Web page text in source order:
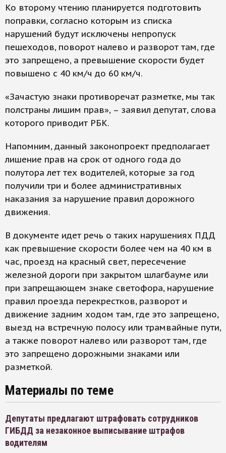
Ко второму чтению планируется подготовить
поправки, согласно которым из списка
нарушений будут исключены непропуск
пешеходов, поворот налево и разворот там, где
это запрещено, а превышение скорости будет
повышено с 40 км/ч до 60 км/ч.
«Зачастую знаки противоречат разметке, мы так
полстраны лишим прав», – заявил депутат, слова
которого приводит РБК.
Напомним, данный законопроект предполагает
лишение прав на срок от одного года до
полутора лет тех водителей, которые за год
получили три и более административных
наказания за нарушение правил дорожного
движения.
В документе идет речь о таких нарушениях ПДД
как превышение скорости более чем на 40 км в
час, проезд на красный свет, пересечение
железной дороги при закрытом шлагбауме или
при запрещающем знаке светофора, нарушение
правил проезда перекрестков, разворот и
движение задним ходом там, где это запрещено,
выезд на встречную полосу или трамвайные пути,
а также поворот налево или разворот там, где
это запрещено дорожными знаками или
разметкой.
Материалы по теме
Депутаты предлагают штрафовать сотрудников
ГИБДД за незаконное выписывание штрафов
водителям